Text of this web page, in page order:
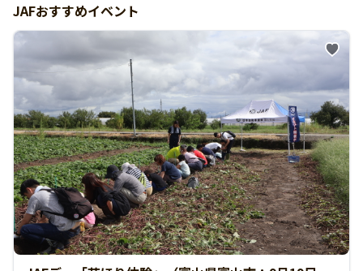
JAFおすすめイベント